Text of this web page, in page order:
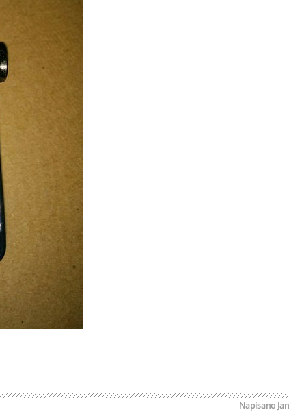
Napisano